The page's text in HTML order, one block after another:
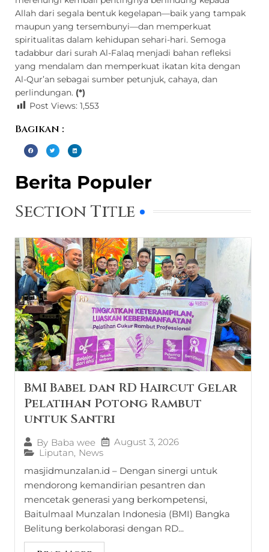
Allah dari segala bentuk kegelapan—baik yang tampak
maupun yang tersembunyi—dan memperkuat
spiritualitas dalam kehidupan sehari-hari. Semoga
tadabbur dari surah Al-Falaq menjadi bahan refleksi
yang mendalam dan memperkuat ikatan kita dengan
Al-Qur’an sebagai sumber petunjuk, cahaya, dan
perlindungan. (*)
Post Views: 1,553
Bagikan :
Berita Populer
Section Title
BMI Babel dan RD Haircut Gelar
Pelatihan Potong Rambut
untuk Santri
By Baba wee
August 3, 2026
Liputan, News
masjidmunzalan.id – Dengan sinergi untuk
mendorong kemandirian pesantren dan
mencetak generasi yang berkompetensi,
Baitulmaal Munzalan Indonesia (BMI) Bangka
Belitung berkolaborasi dengan RD...